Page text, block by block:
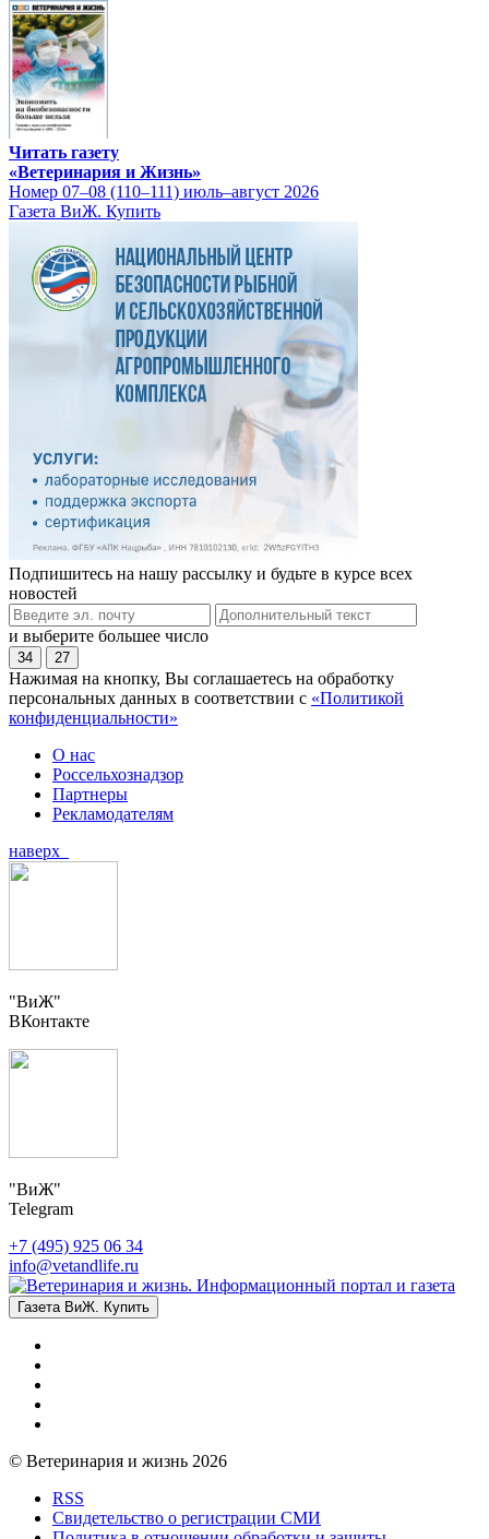
Читать газету
«Ветеринария и Жизнь»
Номер 07–08 (110–111) июль–август 2026
Газета ВиЖ. Купить
Подпишитесь на нашу рассылку и будьте в курсе всех
новостей
и выберите большее число
34 27
Нажимая на кнопку, Вы соглашаетесь на обработку
персональных данных в соответствии с «Политикой
конфиденциальности»
О нас
Россельхознадзор
Партнеры
Рекламодателям
наверх
"ВиЖ"
ВКонтакте
"ВиЖ"
Telegram
+7 (495) 925 06 34
info@vetandlife.ru
Газета ВиЖ. Купить
© Ветеринария и жизнь 2026
RSS
Свидетельство о регистрации СМИ